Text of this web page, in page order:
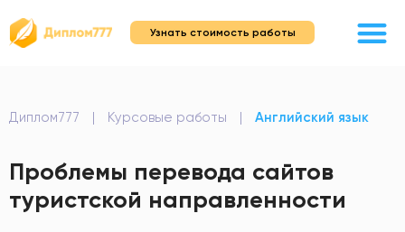
Узнать стоимость работы
Диплом777 | Курсовые работы | Английский язык
Проблемы перевода сайтов
туристской направленности